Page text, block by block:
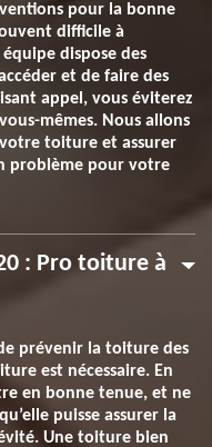
pour la bonne
difficile à
dispose des
et de faire des
appel, vous éviterez
mêmes. Nous allons
toiture et assurer
problème pour votre
: Pro toiture à
prévenir la toiture des
est nécessaire. En
en bonne tenue, et ne
puisse assurer la
Une toiture bien